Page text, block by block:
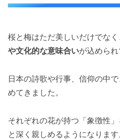
桜と梅はただ美しいだけでなく
や文化的な意味合いが込められ
日本の詩歌や行事、信仰の中
めてきました。
それぞれの花が持つ「象徴性
と深く親しめるようになります